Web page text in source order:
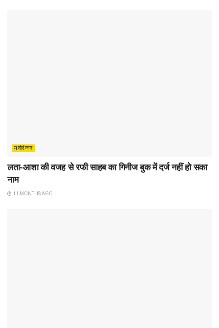
मनोरंजन
लता-आशा की वजह से रफी साहब का गिनीज बुक में दर्ज नहीं हो सका
नाम
11 MONTHS AGO